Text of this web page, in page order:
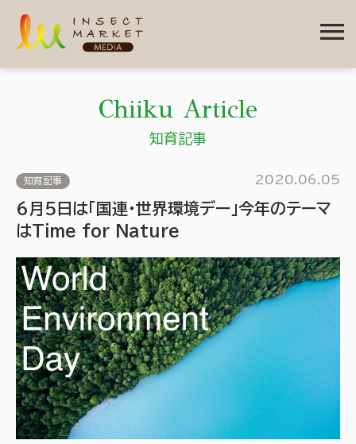
menu
Chiiku Article
知育記事
知育記事 2020.06.05
6月5日は「国連・世界環境デー」今年のテーマ
はTime for Nature